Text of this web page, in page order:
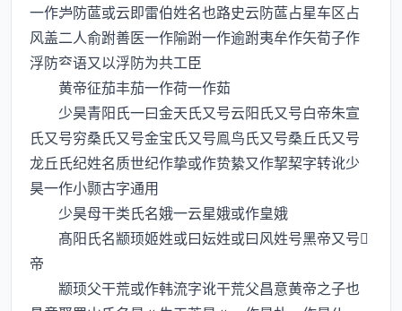
一作防蓲或云即雷伯姓名也路史云防蓲占星车区占
风盖二人俞跗善医一作隃跗一作逾跗夷牟作矢荀子作
浮防语又以浮防为共工臣
黄帝征茄丰茄一作荷一作茹
少昊青阳氏一曰金天氏又号云阳氏又号白帝朱宣
氏又号穷桑氏又号金宝氏又号鳯鸟氏又号桑丘氏又号
龙丘氏纪姓名质世纪作挚或作贽絷又作挈栔字转讹少
昊一作小颢古字通用
少昊母干类氏名娥一云星娥或作皇娥
髙阳氏名颛顼姬姓或曰妘姓或曰风姓号黑帝又号
帝
颛顼父干荒或作韩流字讹干荒父昌意黄帝之子也